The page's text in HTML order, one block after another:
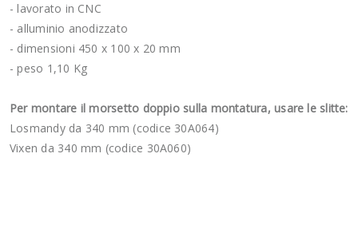
- lavorato in CNC
- alluminio anodizzato
- dimensioni 450 x 100 x 20 mm
- peso 1,10 Kg
Per montare il morsetto doppio sulla montatura, usare le slitte:
Losmandy da 340 mm (codice 30A064)
Vixen da 340 mm (codice 30A060)